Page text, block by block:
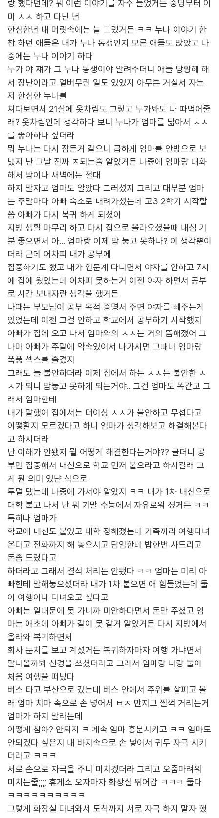
랑 했다던데? 뭐 이런 이야기를 자주 들었거든 중딩부터 이
미 ㅅㅅ 하고 다닌 년
한심한년 내 머릿속에는 늘 그랬거든 ㅋㅋ 누나 이야기 한
참 하던 애들은 내가 누나 동생인지 모른 애들도 많았고 나
중에는 누나 이야기 하다
누가 야 쟤가 그 누나 동생이야 알려주더니 애들 당황해 해
서 장난이라고 얼버무린 일도 있었지 아무튼 거실서 자는
저 한심한 누나를
쳐다보면서 21살에 옷차림도 그렇고 누가봐도 나 따먹어줄
래? 옷차림인데 생각하다 보니 누나가 엄마를 닮아서 ㅅㅅ
를 좋아하나 싶더라
뭐 누나는 다시 잠든거 같으니 급하게 엄마를 안방으로 보
냈지 난 그날 진짜 ㅈ되는줄 알았거든 나중에 엄마랑 대화
해서 밤이나 새벽에는 절대
하지 말자고 엄마도 알았다 그러셨지 그리고 대부분 엄마
는 주말마다 아빠 숙소로 내려가셨는데 고3 2학기 시작할
쯤 아빠가 다시 복귀 하게 되셨어
지방 생활 마무리 하고 다시 집으로 올라오셨을때 내심 기
분 좋으면서 아... 엄마랑 이제 맘 놓고 못하나? 이 생각뿐이
더라 근데 어차피 내가 공부에
집중하기도 했고 내가 인문계 다니면서 야자를 안하고 7시
에 집에 왔었는데 어차피 못하는거 이젠 야자 하면서 공부
로 시간 보내자란 생각을 했거든
나때는 부모님이 공부 목적 증명서 주면 야자를 빼주는게
있었는데 이젠 그걸 안하고 학교에서 공부하기 시작했지
아빠가 집에 오고 나서 엄마와의 ㅅㅅ는 거의 뜸해졌어 그
나마 아빠가 주말에 약속있어서 나가시면 그때나 엄마랑
폭풍 섹스를 즐겼지
그래도 늘 불안하더라 이제 집에서 하는 ㅅㅅ는 불안한 ㅅ
ㅅ가 되니 맘놓고 못하게 되는거야.. 그건 엄마도 똑같고 그
래서 엄마한테
내가 말했어 집에서는 더이상 ㅅㅅ가 불안하고 무섭다고
어떻할지 모르겠다고 하니 엄마가 생각해보고 해결해본다
고 하시더라
난 이해가 안됐지 뭘 어떻게 해결한다는거야?? 글더니 공
부만 집중해서 내신으로 학교 먼저 붙으라고 하시길래 그
게 뭔 의미 있냔 식으로
투덜 댔는데 나중에 가서야 알았지 ㅋㅋ 내가 1차 내신으로
대학 붙고 나서 난 뭐 기말 수능에서 자유로워 졌거든 ㅋㅋ
특히나 엄마가
학교에 내신도 붙었고 대학 정해졌는데 가족끼리 여행다녀
온다고 전화까지 해 놓으시고 담임한테 밥한번 사드리고
돈좀 드렸다고
하더라고 그래서 결석 처리는 안됐다 ㅋㅋ 엄마는 미리 아
빠한테 말해놓으셨더라 내가 1차 붙으면 애 힘들었는데 둘
이 여행이나 다녀오고 싶다고
아빠는 일때문에 못 가니까 미안하다면서 돈만 주셨고 엄
마는 애초에 아빠가 같이 못 갈거 알았거든 다시 지방에서
올라와 복귀하면서
회사 눈치를 보고 계셨거든 복귀하자마자 여행 가냐면서
말나올까봐 신경을 쓰셨더라고 그래서 엄마랑 나랑 둘이
처음 여행을 떠났다
버스 타고 부산으로 갔는데 버스 안에서 주위를 살피고 몰
래 엄마 치마 속으로 손 넣어서 ㅂㅈ 만지고 찔꺽 거리는거
엄마가 하지 말라는데
어떻게 참아? 안되지 ㅋ 계속 엄마 흥분시키고 ㅋㅋ 엄마도
안되겠다 싶은지 내 바지속으로 손 넣어서 귀두 자극 시키
더라고 ㅋㅋㅋ
서로 손으로 자극을 주니 미치겠더라 그리고 오줌마려워
미치는줄;;;; 휴게소 오자마자 화장실 뛰어감 ㅋㅋㅋ 둘다
ㅋㅋㅋㅋㅋㅋㅋㅋㅋㅋ
그렇게 화장실 다녀와서 도착까지 서로 자극 하지 말자 했